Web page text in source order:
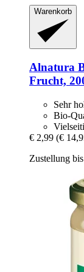
Warenkorb
Alnatura
Frucht,
Sehr
Bio-
€ 2,99 (€
Zustellung